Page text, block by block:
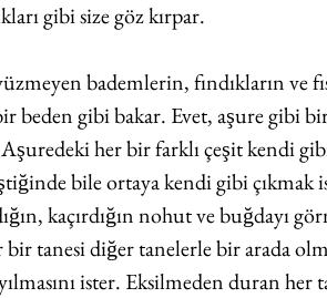
gibi size göz kırpar.
bademlerin, fındıkların ve
beden gibi bakar. Evet, aşure gibi
her bir farklı çeşit kendi
bile ortaya kendi gibi çıkmak
kaçırdığın nohut ve buğdayı
tanesi diğer tanelerle bir arada
ister. Eksilmeden duran